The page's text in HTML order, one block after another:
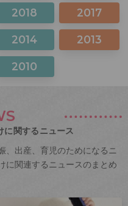
2018 2017
2014 2013
2010
に関するニュース
、出産、育児のためになるニ
に関連するニュースのまとめ